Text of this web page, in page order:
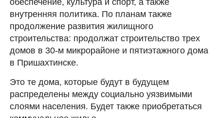
внутренняя политика. По планам также
продолжение развития жилищного
строительства: продолжат строительство трех
домов в 30-м микрорайоне и пятиэтажного дома
в Пришахтинске.
Это те дома, которые будут в будущем
распределены между социально уязвимыми
слоями населения. Будет также приобретаться